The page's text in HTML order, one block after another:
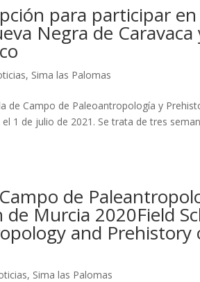
para participar
Negra de Caravaca
, Sima las Palomas
de Campo de Paleoantropología y
1 de julio de 2021. Se trata de tres
de
Murcia 2020Field
and Prehistory
, Sima las Palomas